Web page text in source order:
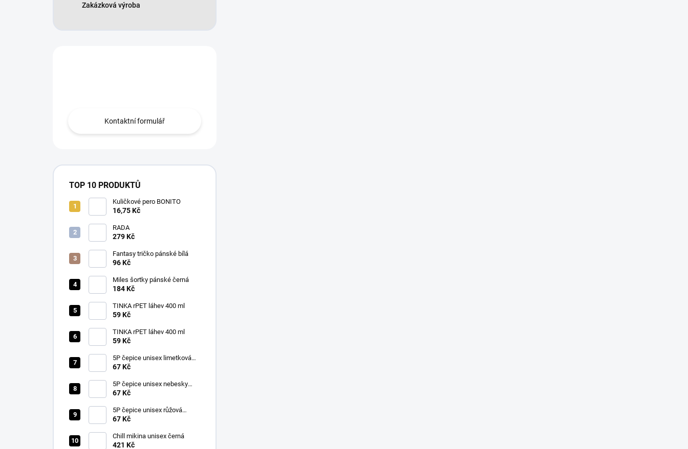
Zakázková výroba
Kontaktní formulář
TOP 10 PRODUKTŮ
Kuličkové pero BONITO
16,75 Kč
RADA
279 Kč
Fantasy tričko pánské bílá
96 Kč
Miles šortky pánské černá
184 Kč
TINKA rPET láhev 400 ml
59 Kč
TINKA rPET láhev 400 ml
59 Kč
5P čepice unisex limetková
nastavitelná
67 Kč
5P čepice unisex nebesky
modrá nastavitelná
67 Kč
5P čepice unisex růžová
nastavitelná
67 Kč
Chill mikina unisex černá
421 Kč